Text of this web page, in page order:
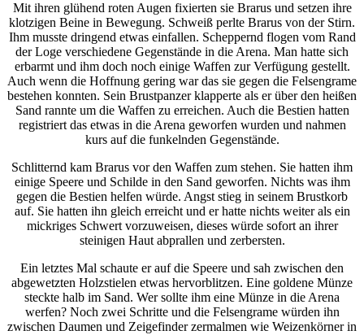
Mit ihren glühend roten Augen fixierten sie Brarus und setzen ihre
klotzigen Beine in Bewegung. Schweiß perlte Brarus von der Stirn.
Ihm musste dringend etwas einfallen. Scheppernd flogen vom Rand
der Loge verschiedene Gegenstände in die Arena. Man hatte sich
erbarmt und ihm doch noch einige Waffen zur Verfügung gestellt.
Auch wenn die Hoffnung gering war das sie gegen die Felsengrame
bestehen konnten. Sein Brustpanzer klapperte als er über den heißen
Sand rannte um die Waffen zu erreichen. Auch die Bestien hatten
registriert das etwas in die Arena geworfen wurden und nahmen
kurs auf die funkelnden Gegenstände.
Schlitternd kam Brarus vor den Waffen zum stehen. Sie hatten ihm
einige Speere und Schilde in den Sand geworfen. Nichts was ihm
gegen die Bestien helfen würde. Angst stieg in seinem Brustkorb
auf. Sie hatten ihn gleich erreicht und er hatte nichts weiter als ein
mickriges Schwert vorzuweisen, dieses würde sofort an ihrer
steinigen Haut abprallen und zerbersten.
Ein letztes Mal schaute er auf die Speere und sah zwischen den
abgewetzten Holzstielen etwas hervorblitzen. Eine goldene Münze
steckte halb im Sand. Wer sollte ihm eine Münze in die Arena
werfen? Noch zwei Schritte und die Felsengrame würden ihn
zwischen Daumen und Zeigefinder zermalmen wie Weizenkörner in